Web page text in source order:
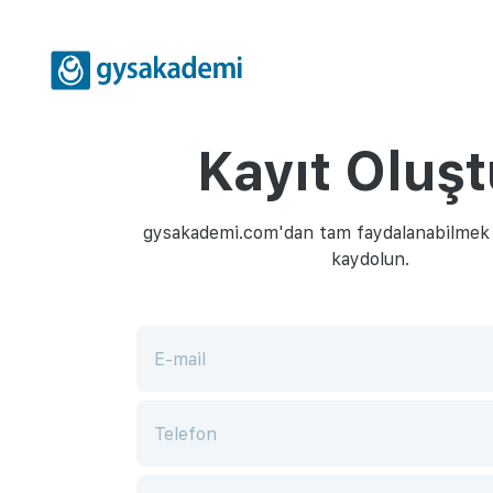
Kayıt
gysakademi.com'dan tam
kaydolun.